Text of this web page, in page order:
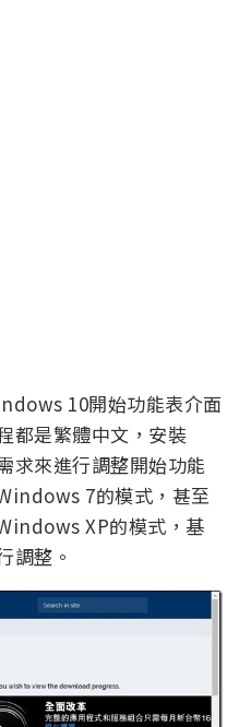
10開始功能表介面
都是繁體中文，安裝
求來進行調整開始功能
7的模式，甚至
XP的模式，基
調整。